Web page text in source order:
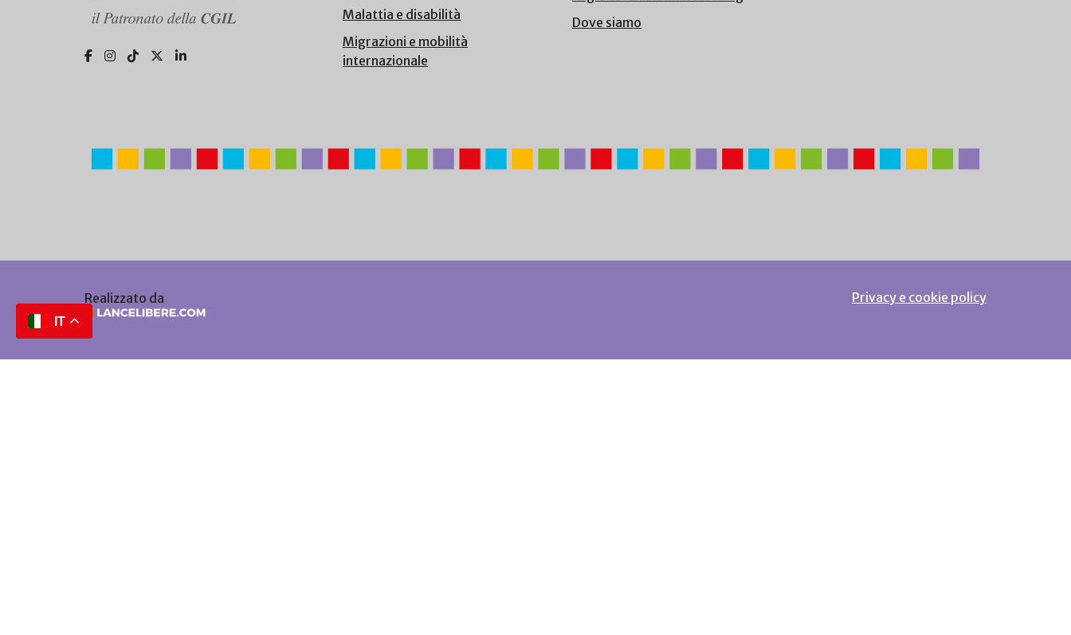
Malattia e disabilità
Migrazioni e mobilità
internazionale
Dove siamo
Realizzato da Privacy e cookie policy
IT